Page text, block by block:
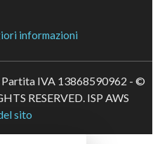
informazioni
IVA 13868590962 - ©
RESERVED. ISP AWS
sito